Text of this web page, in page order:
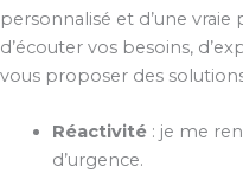
personnalisé et d’une
d’écouter vos besoins,
vous proposer des
Réactivité: je me
d’urgence.